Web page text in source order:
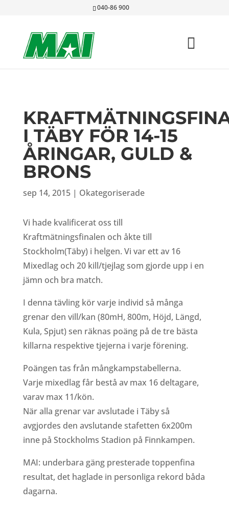
040-86 900
I TÄBY FÖR 14-15
ÅRINGAR, GULD &
BRONS
sep 14, 2015| Okategoriserade
Vi hade kvalificerat oss till
Kraftmätningsfinalen och åkte till
Stockholm(Täby) i helgen. Vi var ett av 16
Mixedlag och 20 kill/tjejlag som gjorde upp i en
jämn och bra match.
I denna tävling kör varje individ så många
grenar den vill/kan (80mH, 800m, Höjd, Längd,
Kula, Spjut) sen räknas poäng på de tre bästa
killarna respektive tjejerna i varje förening.
Poängen tas från mångkampstabellerna.
Varje mixedlag får bestå av max 16 deltagare,
varav max 11/kön.
När alla grenar var avslutade i Täby så
avgjordes den avslutande stafetten 6x200m
inne på Stockholms Stadion på Finnkampen.
MAI: underbara gäng presterade toppenfina
resultat, det haglade in personliga rekord båda
dagarna.